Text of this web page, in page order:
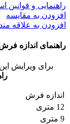
راهنمایی و قوانین
افزودن به مقایسه
افزودن به علاقه
راهنمای اندازه
برای ویرایش
اندازه فرش
12 متری
9 متری